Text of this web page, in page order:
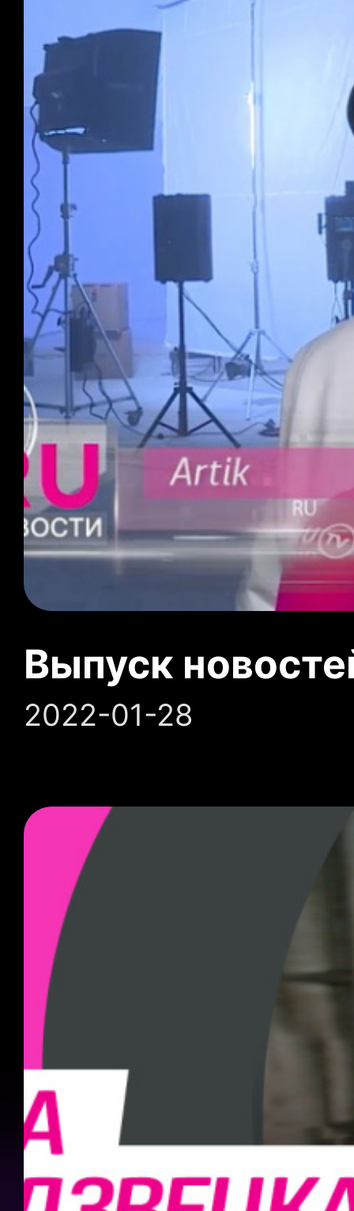
Выпуск
2022-01-28